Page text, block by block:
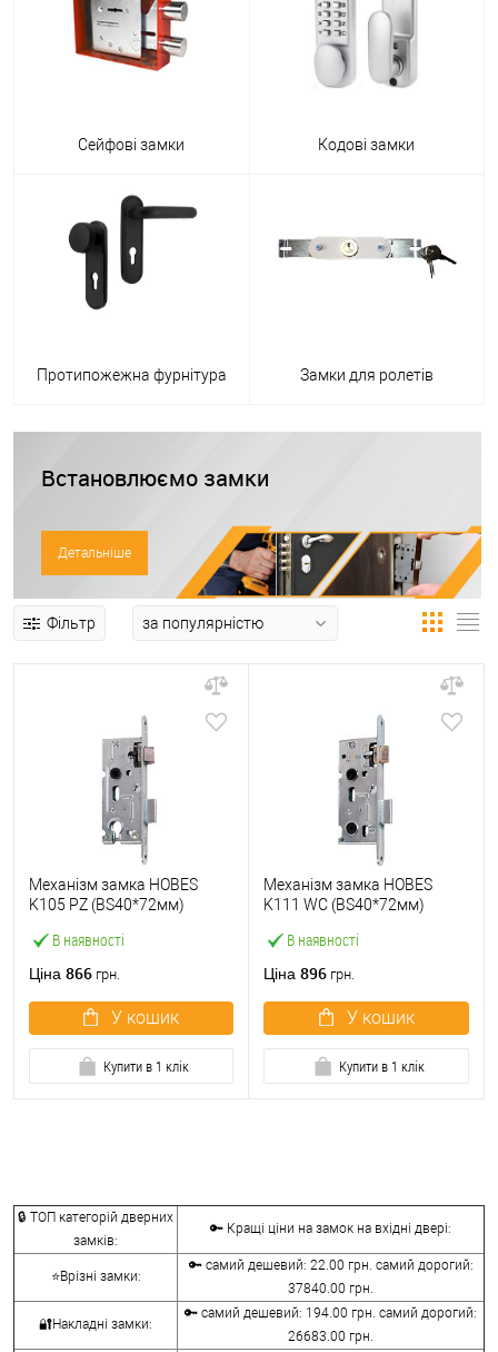
Сейфові замки Кодові замки
Протипожежна фурнітура Замки для ролетів
Встановлюємо замки
Детальніше
Фільтр
В наявності
Механізм замка HOBES
K105 PZ (BS40*72мм)
Ціна 866 грн.
У кошик
Купити в 1 клік
В наявності
Механізм замка HOBES
K111 WC (BS40*72мм)
Ціна 896 грн.
У кошик
Купити в 1 клік
🔒 ТОП категорій дверних
замків:
🔑 Кращі ціни на замок на вхідні двері:
⭐Врізні замки:
🔑 самий дешевий: 22.00 грн. самий дорогий:
37840.00 грн.
🔐Накладні замки:
🔑 самий дешевий: 194.00 грн. самий дорогий:
26683.00 грн.